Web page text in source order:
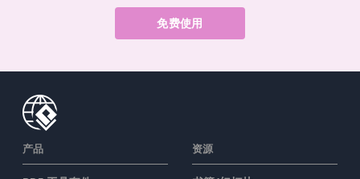
免费使用
产品 资源